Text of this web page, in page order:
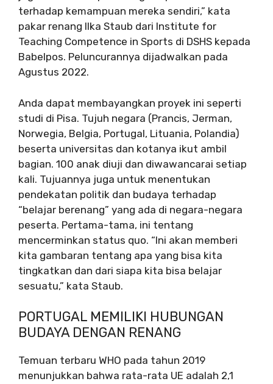
terhadap kemampuan mereka sendiri,” kata
pakar renang Ilka Staub dari Institute for
Teaching Competence in Sports di DSHS kepada
Babelpos. Peluncurannya dijadwalkan pada
Agustus 2022.
Anda dapat membayangkan proyek ini seperti
studi di Pisa. Tujuh negara (Prancis, Jerman,
Norwegia, Belgia, Portugal, Lituania, Polandia)
beserta universitas dan kotanya ikut ambil
bagian. 100 anak diuji dan diwawancarai setiap
kali. Tujuannya juga untuk menentukan
pendekatan politik dan budaya terhadap
“belajar berenang” yang ada di negara-negara
peserta. Pertama-tama, ini tentang
mencerminkan status quo. “Ini akan memberi
kita gambaran tentang apa yang bisa kita
tingkatkan dan dari siapa kita bisa belajar
sesuatu,” kata Staub.
PORTUGAL MEMILIKI HUBUNGAN
BUDAYA DENGAN RENANG
Temuan terbaru WHO pada tahun 2019
menunjukkan bahwa rata-rata UE adalah 2,1